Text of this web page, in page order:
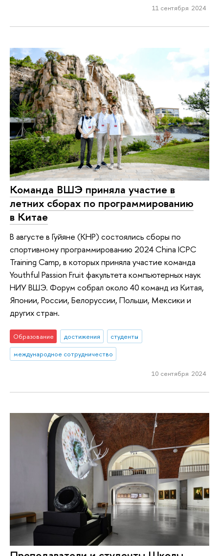
11 сентября 2024
Команда ВШЭ приняла участие в
летних сборах по программированию
в Китае
В августе в Гуйяне (КНР) состоялись сборы по
спортивному программированию 2024 China ICPC
Training Camp, в которых приняла участие команда
Youthful Passion Fruit факультета компьютерных наук
НИУ ВШЭ. Форум собрал около 40 команд из Китая,
Японии, России, Белоруссии, Польши, Мексики и
других стран.
Образование достижения
студенты
международное сотрудничество
10 сентября 2024